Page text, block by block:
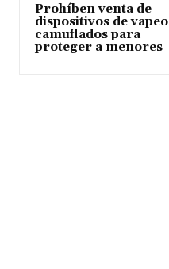
Prohíben venta de
dispositivos de vapeo
camuflados para
proteger a menores